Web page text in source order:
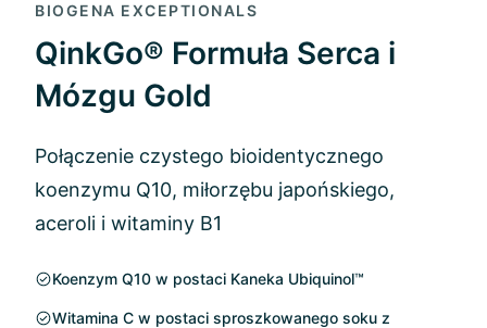
BIOGENA EXCEPTIONALS
QinkGo® Formuła Serca i
Mózgu Gold
Połączenie czystego bioidentycznego
koenzymu Q10, miłorzębu japońskiego,
aceroli i witaminy B1
Koenzym Q10 w postaci Kaneka Ubiquinol™
Witamina C w postaci sproszkowanego soku z